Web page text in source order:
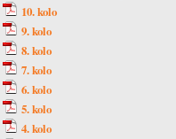
10. kolo
9. kolo
8. kolo
7. kolo
6. kolo
5. kolo
4. kolo